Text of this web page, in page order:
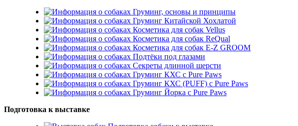
Груминг, основы и принципы
Груминг Китайской Хохлатой
Косметика для собак Vellus
Косметика для собак ReQual
Косметика для собак E-Z GROOM
Подтёки под глазами
Секреты длинной шерсти
Груминг КХС с Pure Paws
Груминг КХС (PUFF) с Pure Paws
Груминг Йорка с Pure Paws
Подготовка к выставке